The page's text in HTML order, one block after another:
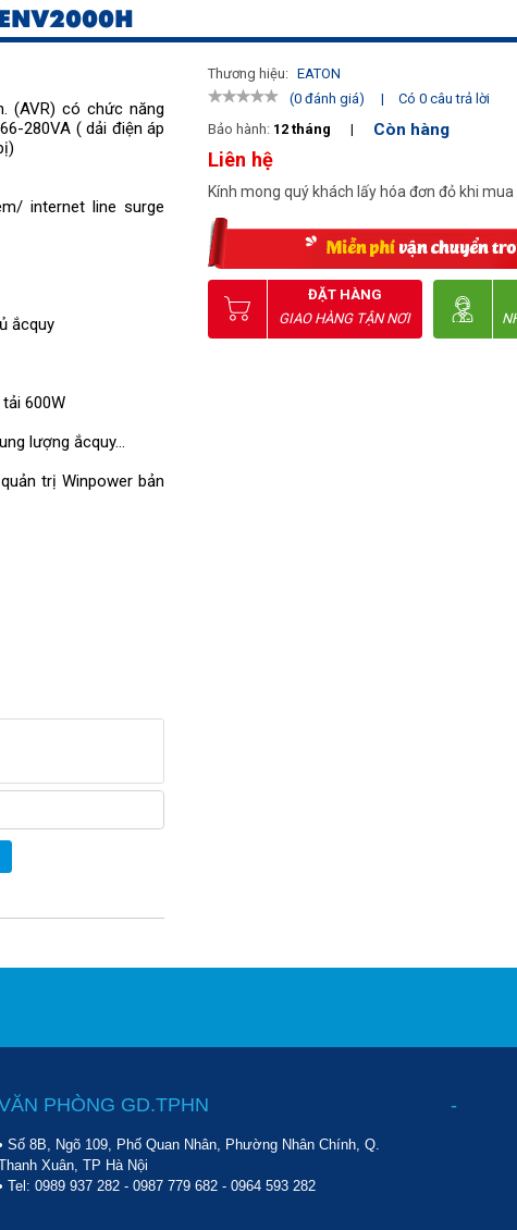
lượng ắcquy…
software.
tắt bật khi kết nối
(AVR) có chức năng
280VA ( dải điện áp
internet line surge
ắcquy
600W
lượng ắcquy…
trị Winpower bản
Thương hiệu: EATON
(0 đánh giá)
|
Có 0 câu trả lời
Bảo hành: 12 tháng | Còn hàng
Liên hệ
Kính mong quý khách lấy hóa đơn đỏ khi
ĐẶT HÀNG
GIAO HÀNG TẬN NƠI
PHÒNG GD.TPHN
Số 8B, Ngõ 109, Phố Quan Nhân, Phường Nhân Chính, Q.
Xuân, TP Hà Nội
Tel: 0989 937 282- 0987 779 682- 0964 593 282
-